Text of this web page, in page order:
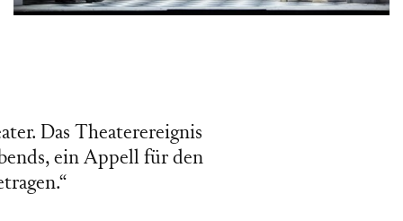
Das Theaterereignis
ein Appell für den